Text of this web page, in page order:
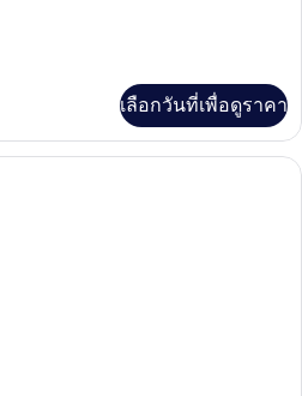
เลือกวันที่เพื่อดูราคา
เครื่องนอนระดับพรีเมียม, Wi-Fi ฟรี, ผ้